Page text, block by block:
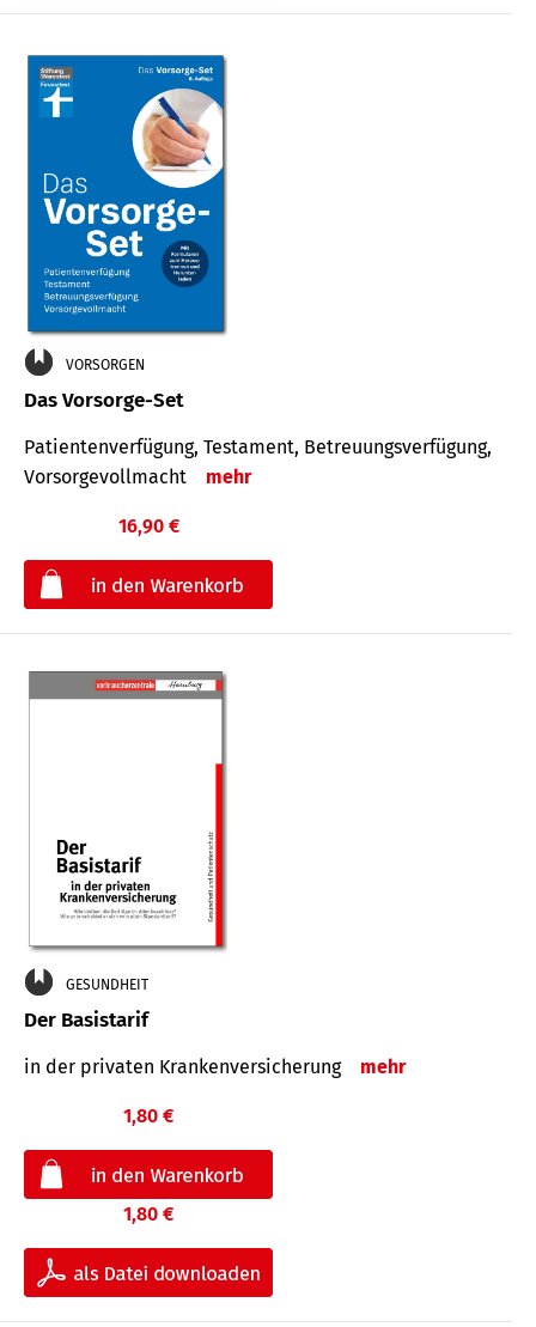
VORSORGEN
Das Vorsorge-Set
Patienten­ver­fügung, Testa­ment, Be­treuungs­verfü­gung,
Vor­sorge­voll­macht
mehr
16,90 €
GESUNDHEIT
Der Basistarif
in der privaten Kran­ken­ver­siche­rung mehr
1,80 €
1,80 €